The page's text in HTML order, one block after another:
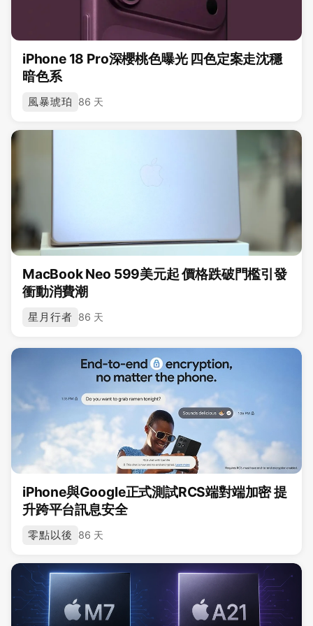
iPhone 18 Pro深櫻桃色曝光 四色定案走沈穩
暗色系
風暴琥珀 86 天
MacBook Neo 599美元起 價格跌破門檻引發
衝動消費潮
星月行者 86 天
iPhone與Google正式測試RCS端對端加密 提
升跨平台訊息安全
零點以後 86 天